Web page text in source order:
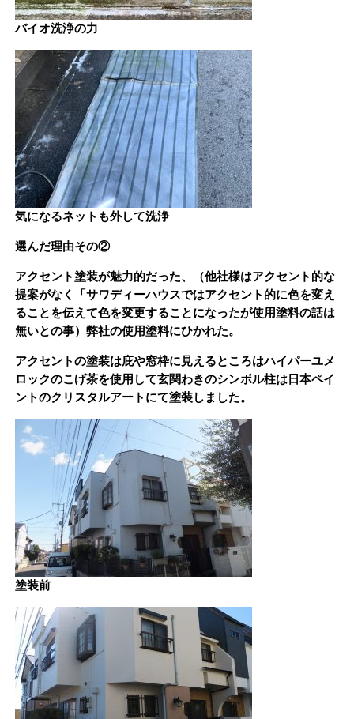
バイオ洗浄の力
気になるネットも外して洗浄
選んだ理由その②
アクセント塗装が魅力的だった、（他社様はアクセント的な
提案がなく「サワディーハウスではアクセント的に色を変え
ることを伝えて色を変更することになったが使用塗料の話は
無いとの事）弊社の使用塗料にひかれた。
アクセントの塗装は庇や窓枠に見えるところはハイパーユメ
ロックのこげ茶を使用して玄関わきのシンボル柱は日本ペイ
ントのクリスタルアートにて塗装しました。
塗装前